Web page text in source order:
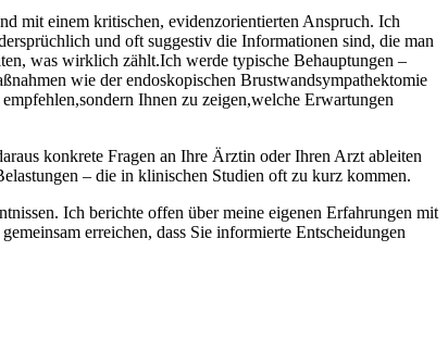
mit einem kritischen, evidenzorientierten Anspruch. Ich⁤
und oft suggestiv die Informationen sind, die man
was wirklich zählt.Ich werde typische Behauptungen –
wie der endoskopischen Brustwandsympathektomie
Ihnen zu zeigen,welche Erwartungen
konkrete ⁢Fragen an Ihre Ärztin oder Ihren Arzt ableiten
– die in​ klinischen Studien oft zu kurz kommen.
Ich berichte offen über meine eigenen Erfahrungen mit
erreichen, dass Sie informierte Entscheidungen